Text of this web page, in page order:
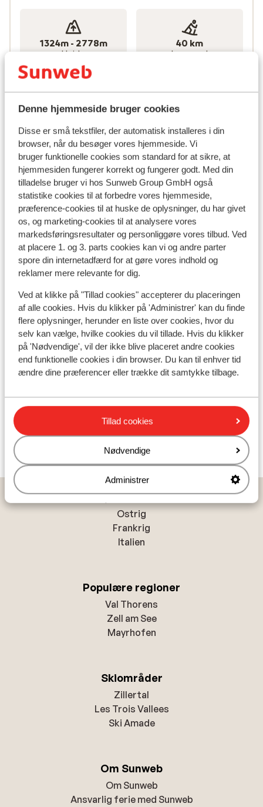
Denne hjemmeside bruger cookies
Disse er små tekstfiler, der automatisk installeres i din
browser, når du besøger vores hjemmeside. Vi
bruger funktionelle cookies som standard for at sikre, at
hjemmesiden fungerer korrekt og fungerer godt. Med din
tilladelse bruger vi hos Sunweb Group GmbH også
statistike cookies til at forbedre vores hjemmeside,
præference-cookies til at huske de oplysninger, du har givet
os, og marketing-cookies til at analysere vores
markedsføringsresultater og personliggøre vores tilbud. Ved
at placere 1. og 3. parts cookies kan vi og andre parter
spore din internetadfærd for at gøre vores indhold og
reklamer mere relevante for dig.
Ved at klikke på "Tillad cookies" accepterer du placeringen
af alle cookies. Hvis du klikker på 'Administrer' kan du finde
flere oplysninger, herunder en liste over cookies, hvor du
selv kan vælge, hvilke cookies du vil tillade. Hvis du klikker
på 'Nødvendige', vil der ikke blive placeret andre cookies
end funktionelle cookies i din browser. Du kan til enhver tid
ændre dine præferencer eller trække dit samtykke tilbage.
Tillad cookies
Nødvendige
Administrer
Desuden har Corvara en gratis skibus, så du nemt og
hurtigt kan komme ud på pisterne.
1324m - 2778m
Højde
40 km
Langrend
0
Antal lifte 53 total
10
Gondoler
31
Stollifte
12
Træklifte
Populære lande
Ostrig
Frankrig
Italien
Populære regioner
Val Thorens
Zell am See
Mayrhofen
Skiområder
Zillertal
Les Trois Vallees
Ski Amade
Om Sunweb
Om Sunweb
Ansvarlig ferie med Sunweb